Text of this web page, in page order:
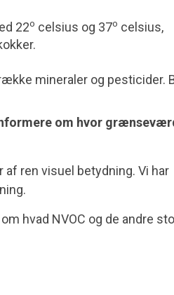
22o celsius og 37o celsius,
mineraler og pesticider.
om hvor
ren visuel betydning. Vi har
hvad NVOC og de andre